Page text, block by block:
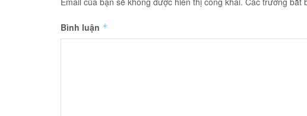
Bình luận *